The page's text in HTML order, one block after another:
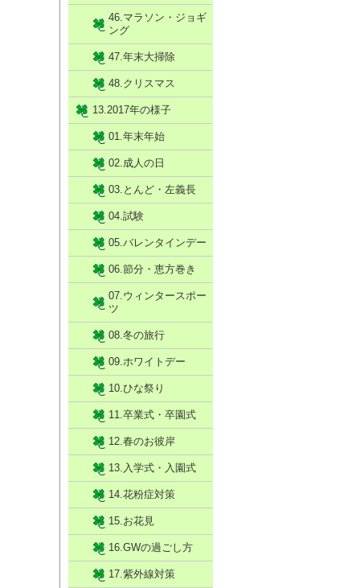
46.マラソン・ジョギ
ング
47.年末大掃除
48.クリスマス
13.2017年の様子
01.年末年始
02.成人の日
03.とんど・左義長
04.試験
05.バレンタインデー
06.節分・恵方巻き
07.ウィンタースポー
ツ
08.冬の旅行
09.ホワイトデー
10.ひな祭り
11.卒業式・卒園式
12.春のお彼岸
13.入学式・入園式
14.花粉症対策
15.お花見
16.GWの過ごし方
17.紫外線対策